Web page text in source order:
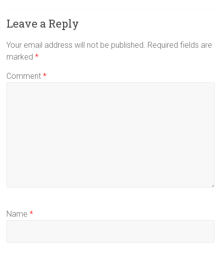
Leave a Reply
Your email address will not be published. Required fields are
marked*
Comment*
Name*